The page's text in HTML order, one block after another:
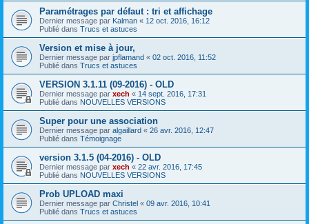
Paramétrages par défaut : tri et affichage
Dernier message par Kalman « 12 oct. 2016, 16:12
Publié dans Trucs et astuces
Version et mise à jour,
Dernier message par jpflamand « 02 oct. 2016, 11:52
Publié dans Trucs et astuces
VERSION 3.1.11 (09-2016) - OLD
Dernier message par xech « 14 sept. 2016, 17:31
Publié dans NOUVELLES VERSIONS
Super pour une association
Dernier message par algaillard « 26 avr. 2016, 12:47
Publié dans Témoignage
version 3.1.5 (04-2016) - OLD
Dernier message par xech « 22 avr. 2016, 17:45
Publié dans NOUVELLES VERSIONS
Prob UPLOAD maxi
Dernier message par Christel « 09 avr. 2016, 10:41
Publié dans Trucs et astuces